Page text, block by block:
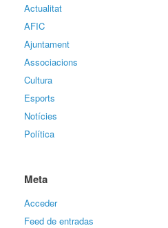
Actualitat
AFIC
Ajuntament
Associacions
Cultura
Esports
Notícies
Política
Meta
Acceder
Feed de entradas